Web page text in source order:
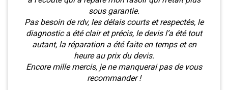
sous garantie.
Pas besoin de rdv, les délais courts et respectés, le
diagnostic a été clair et précis, le devis l’a été tout
autant, la réparation a été faite en temps et en
heure au prix du devis.
Encore mille mercis, je ne manquerai pas de vous
recommander !